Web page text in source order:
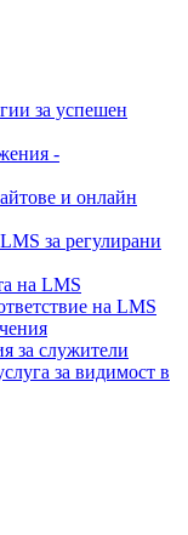
за успешен
-
и онлайн
за регулирани
на LMS
на LMS
за служители
за видимост в